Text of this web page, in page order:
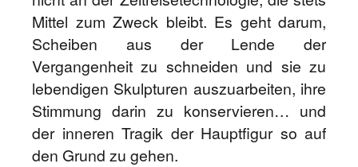
Mittel zum Zweck bleibt. Es geht darum,
Scheiben aus der Lende der
Vergangenheit zu schneiden und sie zu
lebendigen Skulpturen auszuarbeiten, ihre
Stimmung darin zu konservieren… und
der inneren Tragik der Hauptfigur so auf
den Grund zu gehen.